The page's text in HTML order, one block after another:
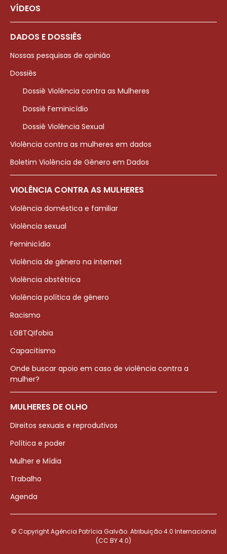
VÍDEOS
DADOS E DOSSIÊS
Nossas pesquisas de opinião
Dossiês
Dossiê Violência contra as Mulheres
Dossiê Feminicídio
Dossiê Violência Sexual
Violência contra as mulheres em dados
Boletim Violência de Gênero em Dados
VIOLÊNCIA CONTRA AS MULHERES
Violência doméstica e familiar
Violência sexual
Feminicídio
Violência de gênero na internet
Violência obstétrica
Violência política de gênero
Racismo
LGBTQIfobia
Capacitismo
Onde buscar apoio em caso de violência contra a
mulher?
MULHERES DE OLHO
Direitos sexuais e reprodutivos
Política e poder
Mulher e Mídia
Trabalho
Agenda
© Copyright Agência Patrícia Galvão. Atribuição 4.0 Internacional
(CC BY 4.0)